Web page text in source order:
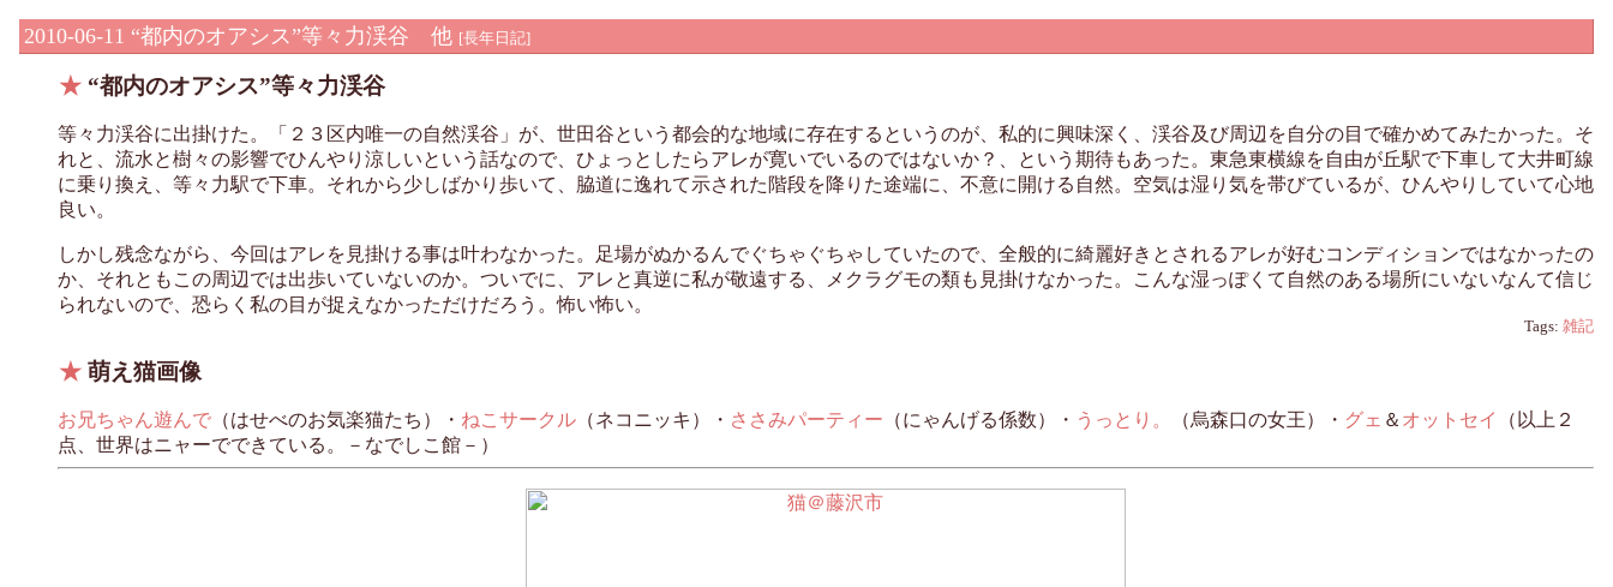
2010-06-11 “都内のオアシス”等々力渓谷 他 [長年日記]
★ “都内のオアシス”等々力渓谷
等々力渓谷に出掛けた。「２３区内唯一の自然渓谷」が、世田谷という都会的な地域に存在するというのが、私的に興味深く、渓谷及び周辺を自分の目で確かめてみたかった。そ
れと、流水と樹々の影響でひんやり涼しいという話なので、ひょっとしたらアレが寛いでいるのではないか？、という期待もあった。東急東横線を自由が丘駅で下車して大井町線
に乗り換え、等々力駅で下車。それから少しばかり歩いて、脇道に逸れて示された階段を降りた途端に、不意に開ける自然。空気は湿り気を帯びているが、ひんやりしていて心地
良い。
しかし残念ながら、今回はアレを見掛ける事は叶わなかった。足場がぬかるんでぐちゃぐちゃしていたので、全般的に綺麗好きとされるアレが好むコンディションではなかったの
か、それともこの周辺では出歩いていないのか。ついでに、アレと真逆に私が敬遠する、メクラグモの類も見掛けなかった。こんな湿っぽくて自然のある場所にいないなんて信じ
られないので、恐らく私の目が捉えなかっただけだろう。怖い怖い。
Tags: 雑記
★ 萌え猫画像
お兄ちゃん遊んで （はせべのお気楽猫たち）・ ねこサークル （ネコニッキ）・ ささみパーティー （にゃんげる係数）・ うっとり。 （烏森口の女王）・ グェ ＆ オットセイ
（以上２
点、世界はニャーでできている。－なでしこ館－）